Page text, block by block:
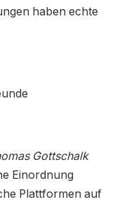
haben echte
Gottschalk
Einordnung
Plattformen auf